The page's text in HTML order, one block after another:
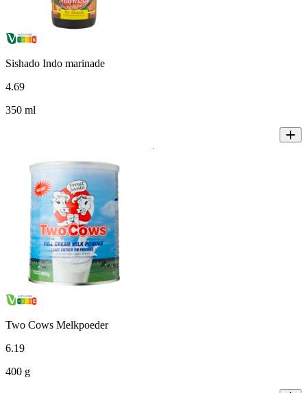
Sishado Indo marinade
4.69
350 ml
Two Cows Melkpoeder
6.19
400 g